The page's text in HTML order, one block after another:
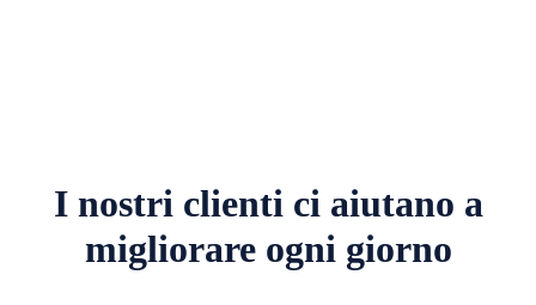
I nostri clienti ci aiutano a
migliorare ogni giorno